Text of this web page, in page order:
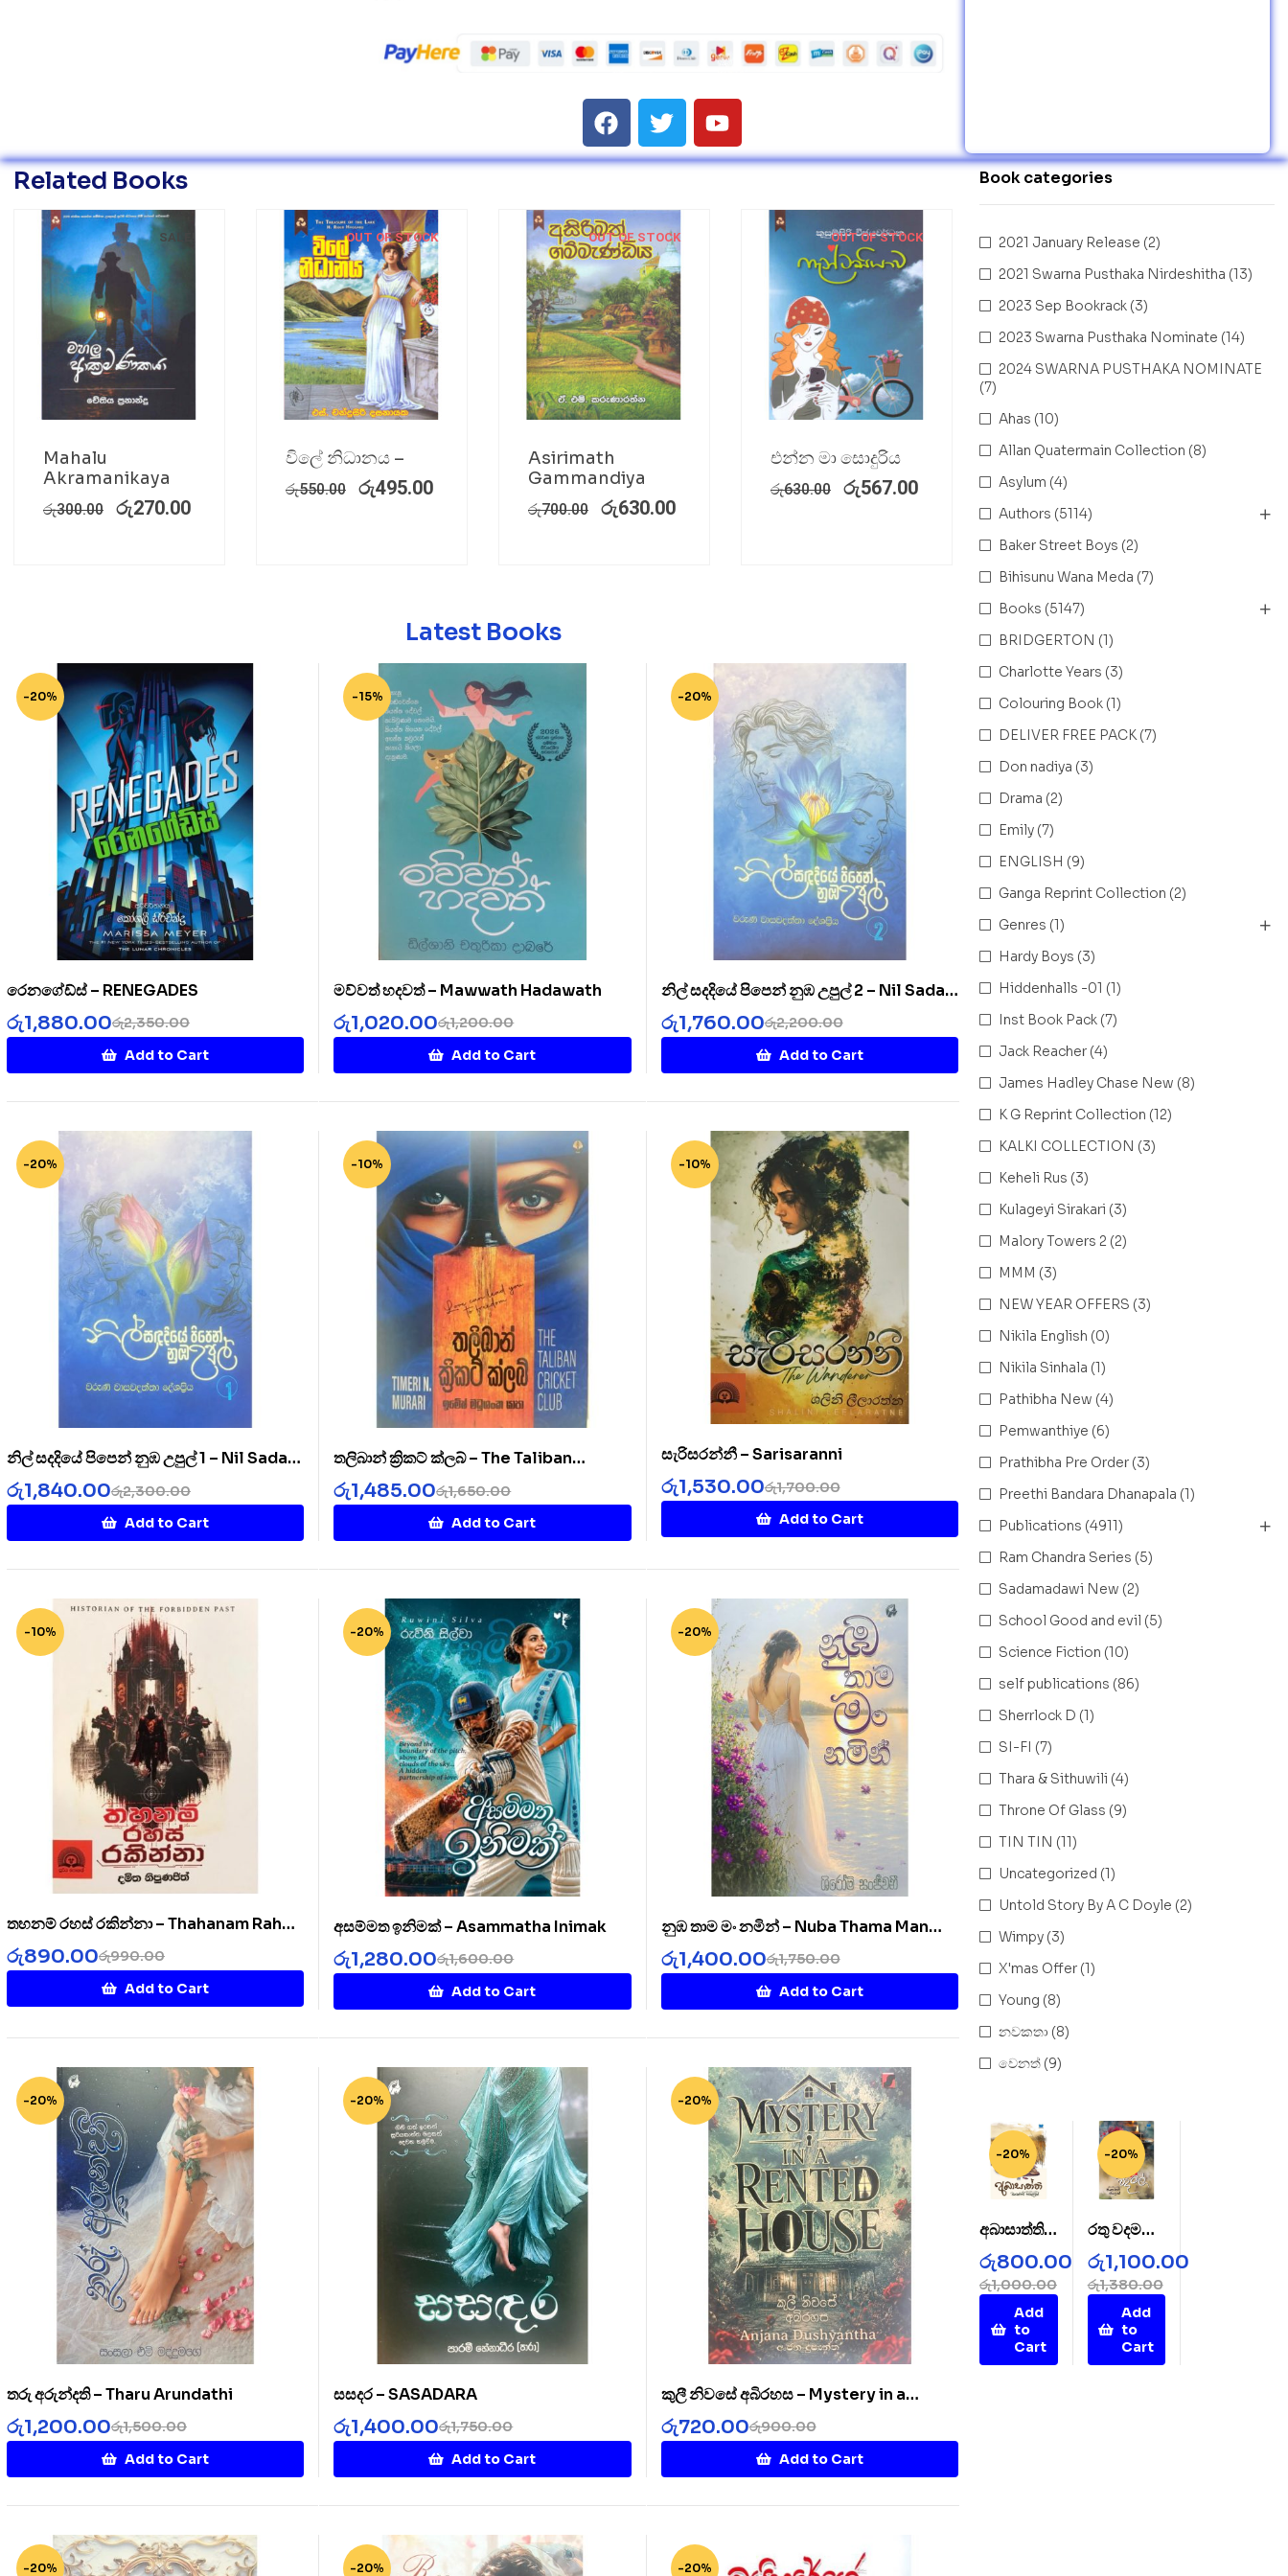
Related Books
SALE!
Mahalu
Akramanikaya
රු300.00 රු270.00
OUT OF STOCK
විලේ නිධානය –
රු550.00 රු495.00
OUT OF STOCK
Asirimath
Gammandiya
රු700.00 රු630.00
OUT OF STOCK
එන්න මා සොදුරිය
රු630.00 රු567.00
Latest Books
-20%
රෙනගේඩ්ස් – RENEGADES
රු2,350.00
රු1,880.00
Add to Cart
-15%
මව්වත් හදවත් – Mawwath Hadawath
රු1,200.00
රු1,020.00
Add to Cart
-20%
නිල් සදදියේ පිපෙන් නුඹ උපුල් 2 – Nil Sada
Diye 2
රු2,200.00
රු1,760.00
Add to Cart
-20%
නිල් සදදියේ පිපෙන් නුඹ උපුල් 1 – Nil Sada
Diye 1
රු2,300.00
රු1,840.00
Add to Cart
-10%
තලිබාන් ක්‍රිකට් ක්ලබ් – The Taliban
Cricket Clubරු1,650.00
රු1,485.00
Add to Cart
-10%
සැරිසරන්නී – Sarisaranni
රු1,700.00
රු1,530.00
Add to Cart
-10%
තහනම් රහස් රකින්නා – Thahanam Rahas
Rakinnaa
රු990.00
රු890.00
Add to Cart
-20%
අසම්මත ඉනිමක් – Asammatha Inimak
රු1,600.00
රු1,280.00
Add to Cart
-20%
නුඹ තාම මං නමින් – Nuba Thama Man
Namin
රු1,750.00
රු1,400.00
Add to Cart
-20%
තරු අරුන්දති – Tharu Arundathi
රු1,500.00
රු1,200.00
Add to Cart
-20%
සසදර – SASADARA
රු1,750.00
රු1,400.00
Add to Cart
-20%
කුලී නිවසේ අබිරහස – Mystery in a
Rented House
රු900.00
රු720.00
Add to Cart
-20% -20% -20%
Book categories
2021 January Release (2)
2021 Swarna Pusthaka Nirdeshitha (13)
2023 Sep Bookrack (3)
2023 Swarna Pusthaka Nominate (14)
2024 SWARNA PUSTHAKA NOMINATE
(7)
Ahas (10)
Allan Quatermain Collection (8)
Asylum (4)
Authors (5114)
Baker Street Boys (2)
Bihisunu Wana Meda (7)
Books (5147)
BRIDGERTON (1)
Charlotte Years (3)
Colouring Book (1)
DELIVER FREE PACK (7)
Don nadiya (3)
Drama (2)
Emily (7)
ENGLISH (9)
Ganga Reprint Collection (2)
Genres (1)
Hardy Boys (3)
Hiddenhalls -01 (1)
Inst Book Pack (7)
Jack Reacher (4)
James Hadley Chase New (8)
K G Reprint Collection (12)
KALKI COLLECTION (3)
Keheli Rus (3)
Kulageyi Sirakari (3)
Malory Towers 2 (2)
MMM (3)
NEW YEAR OFFERS (3)
Nikila English (0)
Nikila Sinhala (1)
Pathibha New (4)
Pemwanthiye (6)
Prathibha Pre Order (3)
Preethi Bandara Dhanapala (1)
Publications (4911)
Ram Chandra Series (5)
Sadamadawi New (2)
School Good and evil (5)
Science Fiction (10)
self publications (86)
Sherrlock D (1)
SI-FI (7)
Thara & Sithuwili (4)
Throne Of Glass (9)
TIN TIN (11)
Uncategorized (1)
Untold Story By A C Doyle (2)
Wimpy (3)
X'mas Offer (1)
Young (8)
නවකතා (8)
වෙනත් (9)
-20%
අබාසාත්ති –
AbaSatht
hi
රු1,000.00
රු800.00
Add
to
Cart
-20%
රතු වදමල් –
Rathu
Wada
Mal
රු1,380.00
රු1,100.00
Add
to
Cart